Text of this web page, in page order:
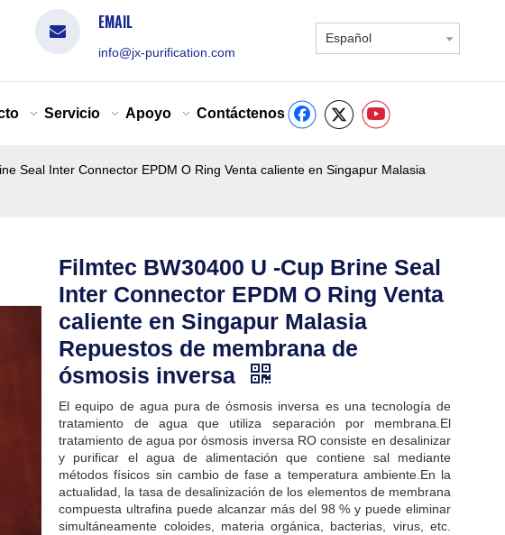
EMAIL
info@jx-purification.com
Español
Servicio Apoyo Contáctenos
Seal Inter Connector EPDM O Ring Venta caliente en Singapur Malasia
Filmtec BW30400 U -Cup Brine Seal
Inter Connector EPDM O Ring Venta
caliente en Singapur Malasia
Repuestos de membrana de
ósmosis inversa
El equipo de agua pura de ósmosis inversa es una tecnología de
tratamiento de agua que utiliza separación por membrana.El
tratamiento de agua por ósmosis inversa RO consiste en desalinizar
y purificar el agua de alimentación que contiene sal mediante
métodos físicos sin cambio de fase a temperatura ambiente.En la
actualidad, la tasa de desalinización de los elementos de membrana
compuesta ultrafina puede alcanzar más del 98 % y puede eliminar
simultáneamente coloides, materia orgánica, bacterias, virus, etc.